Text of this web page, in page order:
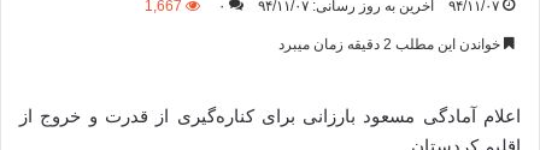
۹۴/۱۱/۰۷ آخرین به روز رسانی: ۹۴/۱۱/۰۷ ۰ 1,667
خواندن این مطلب 2 دقیقه زمان میبرد
اعلام آمادگی مسعود بارزانی برای کناره‌گیری از قدرت و خروج از
اقلیم کردستان